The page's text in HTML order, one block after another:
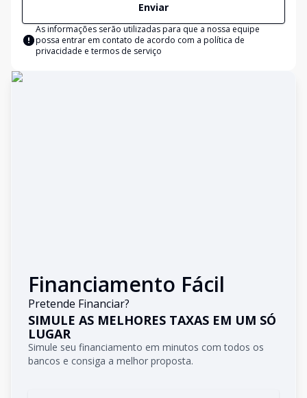
Enviar
As informações serão utilizadas para que a nossa equipe
possa entrar em contato de acordo com a política de
privacidade e termos de serviço
Financiamento Fácil
Pretende Financiar?
SIMULE AS MELHORES TAXAS EM UM SÓ
LUGAR
Simule seu financiamento em minutos com todos os
bancos e consiga a melhor proposta.